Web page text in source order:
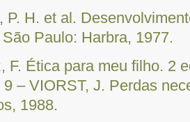
P. H. et al.
Paulo: Harbra, 1977.
F. Ética para meu filho. 2
– VIORST, J. Perdas
1988.